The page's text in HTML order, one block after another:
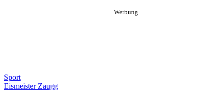
Sport
Eismeister Zaugg